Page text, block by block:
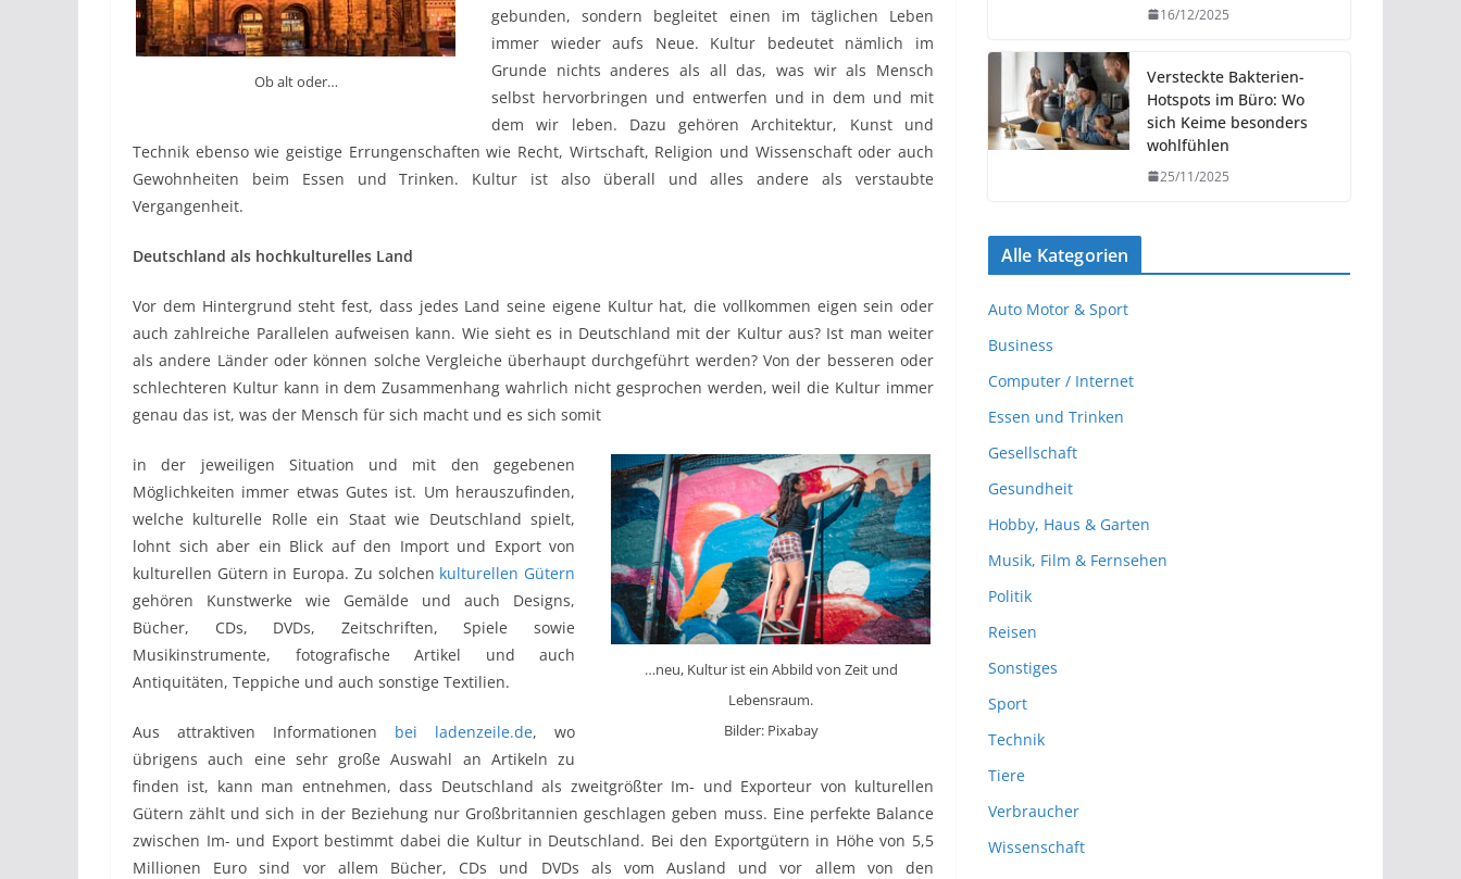
Ob alt oder…
gebunden, sondern begleitet einen im täglichen Leben
immer wieder aufs Neue. Kultur bedeutet nämlich im
Grunde nichts anderes als all das, was wir als Mensch
selbst hervorbringen und entwerfen und in dem und mit
dem wir leben. Dazu gehören Architektur, Kunst und
Technik ebenso wie geistige Errungenschaften wie Recht, Wirtschaft, Religion und Wissenschaft oder auch
Gewohnheiten beim Essen und Trinken. Kultur ist also überall und alles andere als verstaubte
Vergangenheit.
Deutschland als hochkulturelles Land
Vor dem Hintergrund steht fest, dass jedes Land seine eigene Kultur hat, die vollkommen eigen sein oder
auch zahlreiche Parallelen aufweisen kann. Wie sieht es in Deutschland mit der Kultur aus? Ist man weiter
als andere Länder oder können solche Vergleiche überhaupt durchgeführt werden? Von der besseren oder
schlechteren Kultur kann in dem Zusammenhang wahrlich nicht gesprochen werden, weil die Kultur immer
genau das ist, was der Mensch für sich macht und es sich somit
…neu, Kultur ist ein Abbild von Zeit und
Lebensraum.
Bilder: Pixabay
in der jeweiligen Situation und mit den gegebenen
Möglichkeiten immer etwas Gutes ist. Um herauszufinden,
welche kulturelle Rolle ein Staat wie Deutschland spielt,
lohnt sich aber ein Blick auf den Import und Export von
kulturellen Gütern in Europa. Zu solchen kulturellen Gütern
gehören Kunstwerke wie Gemälde und auch Designs,
Bücher, CDs, DVDs, Zeitschriften, Spiele sowie
Musikinstrumente, fotografische Artikel und auch
Antiquitäten, Teppiche und auch sonstige Textilien.
Aus attraktiven Informationen bei ladenzeile.de, wo
übrigens auch eine sehr große Auswahl an Artikeln zu
finden ist, kann man entnehmen, dass Deutschland als zweitgrößter Im- und Exporteur von kulturellen
Gütern zählt und sich in der Beziehung nur Großbritannien geschlagen geben muss. Eine perfekte Balance
zwischen Im- und Export bestimmt dabei die Kultur in Deutschland. Bei den Exportgütern in Höhe von 5,5
Millionen Euro sind vor allem Bücher, CDs und DVDs als vom Ausland und vor allem von den
16/12/2025
Versteckte Bakterien-
Hotspots im Büro: Wo
sich Keime besonders
wohlfühlen
25/11/2025
Alle Kategorien
Auto Motor & Sport
Business
Computer / Internet
Essen und Trinken
Gesellschaft
Gesundheit
Hobby, Haus & Garten
Musik, Film & Fernsehen
Politik
Reisen
Sonstiges
Sport
Technik
Tiere
Verbraucher
Wissenschaft